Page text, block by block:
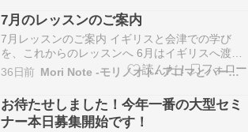
に????✨✨ 今回のキャンペーンは、頭の先から足
先まで、じっくりほぐして流す９０分全身リセ
ッ…
7月のレッスンのご案内
7月レッスンのご案内 イギリスと会津での学び
を、これからのレッスンへ 6月はイギリスへ渡
り、 その後は「森の香り・里の香りコンシェルジ
ュ」のフィールドワークで南会津へ。 植物が育つ
環境や歴史、文化に実際に触れることができた1
ヶ月でした。 詳しい様子を早くお伝えしたいけど
追いつい…
36日前 Mori Note -モリノオト- アロマとハーブのスクール
お待たせしました！今年一番の大型セミ
ナー本日募集開始です！